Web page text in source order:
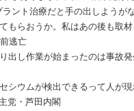
ント治療だと手の出しようが
てもらおうか。私はあの後
逃亡
出し作業が始まったのは事故
シウムが検出できるって人が
党・芦田内閣